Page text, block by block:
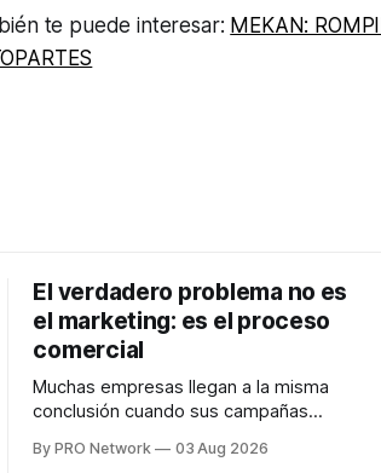
te puede interesar: MEKAN:
El verdadero problema no es
el marketing: es el proceso
comercial
Muchas empresas llegan a la misma
conclusión cuando sus campañas
marketing no funciona". Sin embargo,
By PRO Network 03 Aug 2026